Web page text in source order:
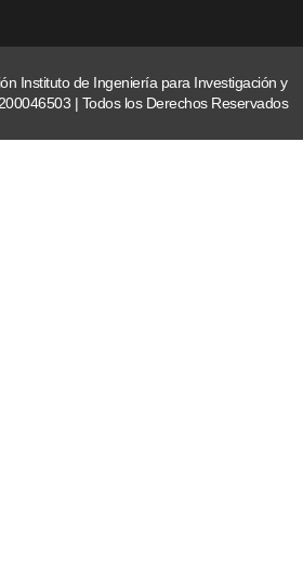
Instituto de Ingeniería para Investigación y
| Todos los Derechos Reservados